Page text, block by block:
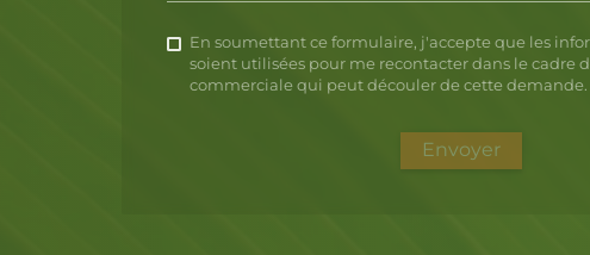
En soumettant ce formulaire, j'accepte que les
soient utilisées pour me recontacter dans le cadre
commerciale qui peut découler de cette demande.
Envoyer